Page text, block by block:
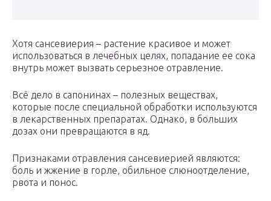
Хотя сансевиерия – растение красивое и может
использоваться в лечебных целях, попадание ее сока
внутрь может вызвать серьезное отравление.
Всё дело в сапонинах – полезных веществах,
которые после специальной обработки используются
в лекарственных препаратах. Однако, в больших
дозах они превращаются в яд.
Признаками отравления сансевиерией являются:
боль и жжение в горле, обильное слюноотделение,
рвота и понос.